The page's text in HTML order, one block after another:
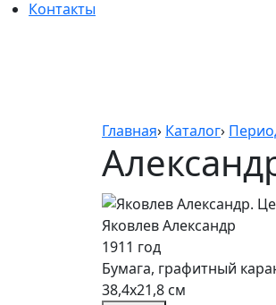
Контакты
Главная› Каталог›
Яковлев Александр
1911 год
Бумага, графитный
38,4х21,8 см